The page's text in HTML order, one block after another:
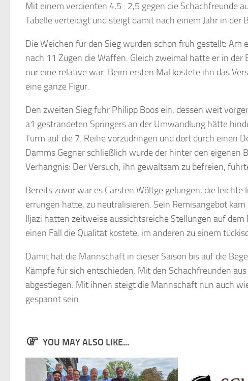
Mit einem verdienten 4,5 : 2,5 gegen die Schachfreunde
Tabelle verteidigt und steigt damit nach einem Jahr in der
Die Weichen für den Sieg wurden schon früh gestellt:
nach 11 Zügen die Waffen. Gleich zweimal hatte er in
nur eine relative war. Beim ersten Mal kostete ihn das
eine ganze Figur.
Den zweiten Sieg fuhr Philipp Boos ein, dessen weit
a1 gestrandeten Springers an der Umwandlung hätte
Turm auf die 7. Reihe vorzudringen und dort durch einen
Damms Gegner schließlich wurde der hinter den eigenen
Verhängnis: Der Versuch, ihn gewaltsam zu befreien,
Bereits zuvor war es Carsten Wöltge gelungen, die
errungen hatte, zu neutralisieren. Sein Remisangebot
Iljazi hatten zeitweise aussichtsreiche Stellungen auf
einen Fall die Qualität kostete, im anderen zu einem
Damit hat die Mannschaft in dieser Saison bis auf die
Kämpfe für sich entschieden. Mit den Schachfreunden
abgestiegen. Mit ihnen steigt die Mannschaft nun auch
gespannt sein.
YOU MAY ALSO LIKE...